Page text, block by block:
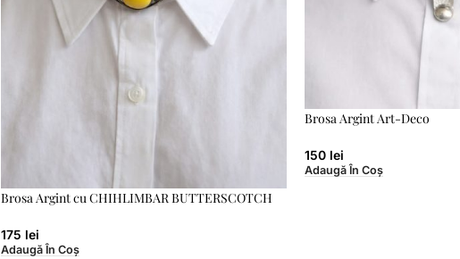
Brosa Argint cu CHIHLIMBAR BUTTERSCOTCH
175 lei
Adaugă În Coș
Brosa Argint Art-Deco
150 lei
Adaugă În Coș